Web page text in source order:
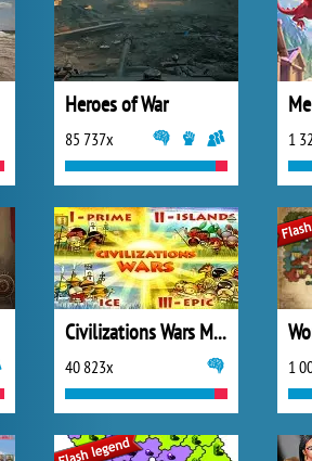
Heroes of War
85 737x 1
Civilizations Wars Master Edition
40 823x 1